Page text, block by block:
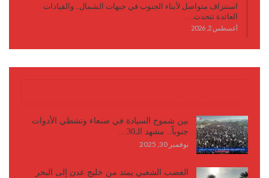
استنزاف متواصل لأبناء الجنوب في جبهات الشمال.. والقيادات
العائدة تتحدث…
أغسطس 2, 2026
بين شموخ السيادة في صنعاء وتشظي الأدوات
جنوباً.. مشهد الـ30…
نوفمبر 30, 2025
الغضب الشعبي يمتد من خليج عدن إلى البحر